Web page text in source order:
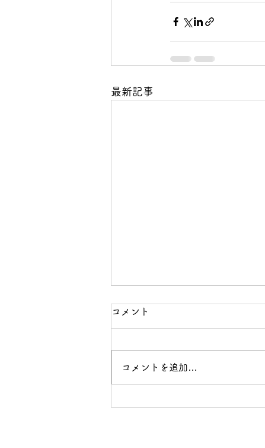
最新記事
【宇都宮市】インドネシア技
コメント
コメントを追加…